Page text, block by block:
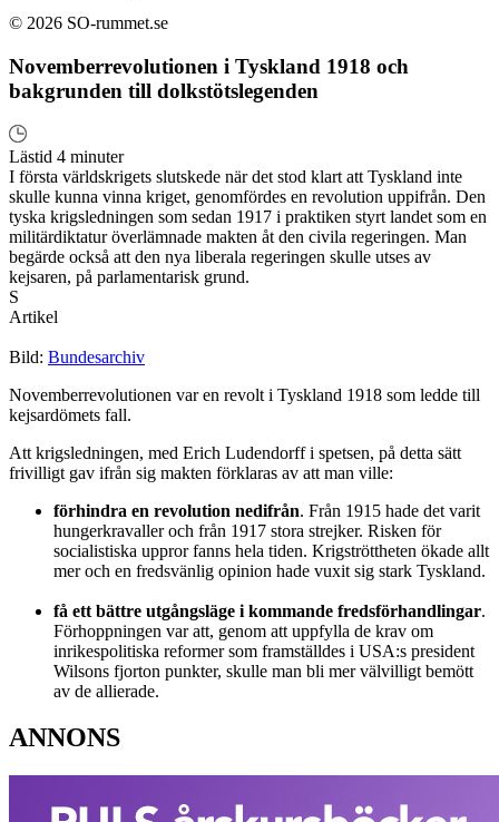
© 2026 SO-rummet.se
Novemberrevolutionen i Tyskland 1918 och
bakgrunden till dolkstötslegenden
Lästid 4 minuter
I första världskrigets slutskede när det stod klart att Tyskland inte
skulle kunna vinna kriget, genomfördes en revolution uppifrån. Den
tyska krigsledningen som sedan 1917 i praktiken styrt landet som en
militärdiktatur överlämnade makten åt den civila regeringen. Man
begärde också att den nya liberala regeringen skulle utses av
kejsaren, på parlamentarisk grund.
S
Artikel
Bild: Bundesarchiv
Novemberrevolutionen var en revolt i Tyskland 1918 som ledde till
kejsardömets fall.
Att krigsledningen, med Erich Ludendorff i spetsen, på detta sätt
frivilligt gav ifrån sig makten förklaras av att man ville:
förhindra en revolution nedifrån. Från 1915 hade det varit
hungerkravaller och från 1917 stora strejker. Risken för
socialistiska uppror fanns hela tiden. Krigströttheten ökade allt
mer och en fredsvänlig opinion hade vuxit sig stark Tyskland.
få ett bättre utgångsläge i kommande fredsförhandlingar.
Förhoppningen var att, genom att uppfylla de krav om
inrikespolitiska reformer som framställdes i USA:s president
Wilsons fjorton punkter, skulle man bli mer välvilligt bemött
av de allierade.
ANNONS